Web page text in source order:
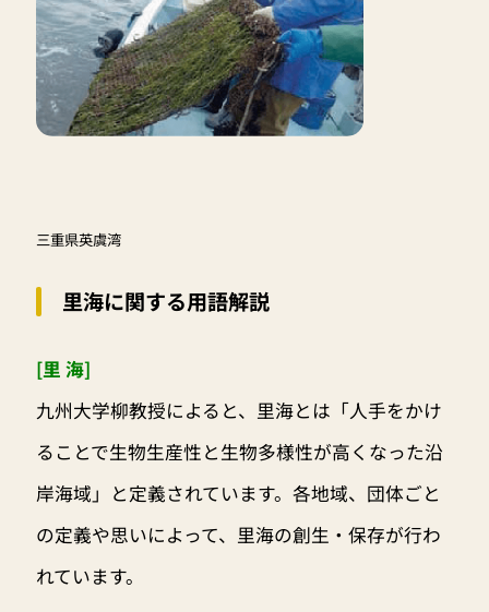
三重県英虞湾
里海に関する用語解説
[里 海]
九州大学柳教授によると、里海とは「人手をかけ
ることで生物生産性と生物多様性が高くなった沿
岸海域」と定義されています。各地域、団体ごと
の定義や思いによって、里海の創生・保存が行わ
れています。